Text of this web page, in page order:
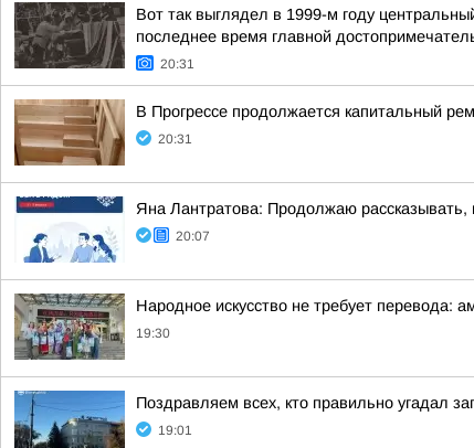
Вот так выглядел в 1999-м году
последнее время главной
20:31
В Прогрессе продолжается капитальный
20:31
Яна Лантратова: Продолжаю рассказывать,
20:07
Народное искусство не требует перевода:
19:30
Поздравляем всех, кто правильно угадал
19:01